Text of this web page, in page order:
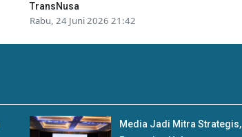
TransNusa
Rabu, 24 Juni 2026 21:42
Media Jadi Mitra Strategis,